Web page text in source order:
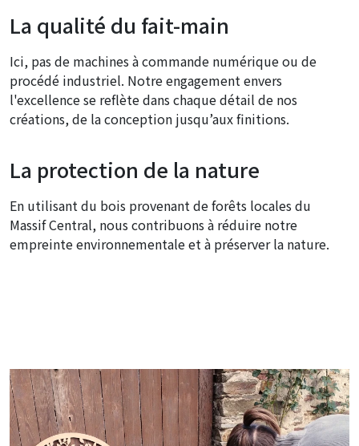
La qualité du fait-main
Ici, pas de machines à commande numérique ou de
procédé industriel. Notre engagement envers
l'excellence se reflète dans chaque détail de nos
créations, de la conception jusqu’aux finitions.
La protection de la nature
En utilisant du bois provenant de forêts locales du
Massif Central, nous contribuons à réduire notre
empreinte environnementale et à préserver la nature.